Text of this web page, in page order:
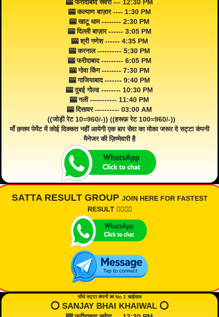
🎰 फरीदाबाद सवेरा --- 12:30 PM
🎰 कल्याण बाज़ार ---- 1:30 PM
🎰 खाटू धाम -------- 2:30 PM
🎰 दिल्ली बाज़ार ------ 3:05 PM
🎰 श्री गणेश ------ 4:35 PM
🎰 करनाल ---------- 5:30 PM
🎰 फरीदाबाद --------- 6:05 PM
🎰 गोवा किंग -------- 7:30 PM
🎰 गाजियाबाद ------- 9:40 PM
🎰 दुबई गोल्ड -------- 10:30 PM
🎰 गली ----------- 11:40 PM
🎰 दिसावर ---------- 03:00 AM
((जोड़ी रेट 10=960/-)) ((हरूफ़ रेट 100=960/-))
माँ क़सम पेमेंट में कोई दिक्कत नहीं आयेगी एक बार सेवा का मोका जरूर दे सट्टा कंपनी
मैनेजर की ज़िम्मेवारी है
SATTA RESULT GROUP JOIN HERE FOR FASTEST
RESULT 👇🏾👇🏾
सीधे सट्टा कंपनी का No 1 खाईवाल
⭕️ SANJAY BHAI KHAIWAL ⭕️